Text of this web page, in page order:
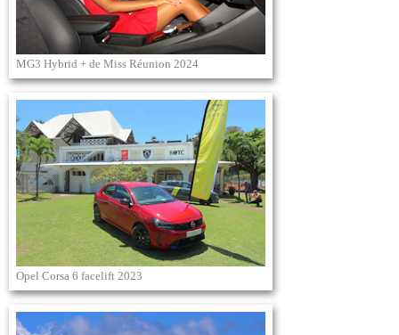
MG3 Hybrid + de Miss Réunion 2024
Opel Corsa 6 facelift 2023